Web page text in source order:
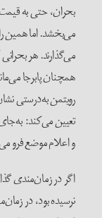
بحران، حتی به
می‌بخشد. اما همین
می‌گذارند. هر
همچنان پابرجا
رویتمن به‌درستی
تعیین می‌کند:
و اعلام موضع فرو
اگر در زمان‌مندی
نرسیده بود، در